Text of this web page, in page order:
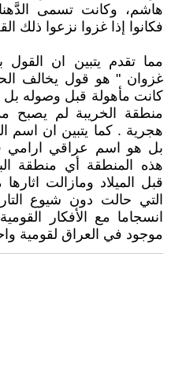
هاشم، وكانت تسمى
فكانوا إذا غزوا نزعوا ذلك
مما تقدم يتبين ان القول
غزوان " هو قول يخالف
كانت مأهولة قبل وصوله
هجرية . كما يتبين ان اسم
بل هو اسم عراقي
هذه المنطقة أي منطقة
قبل الميلاد ومازالت
التي حالت دون شيوع
انسجاما مع الأفكار
موجود في العراق لقومية